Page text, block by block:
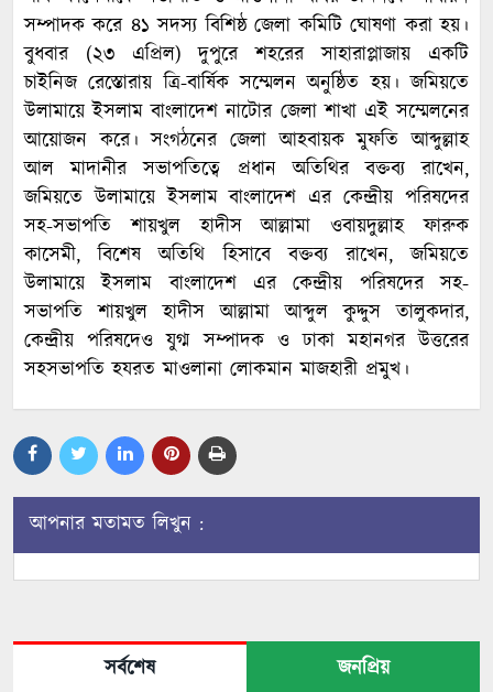
সম্পাদক করে ৪১ সদস্য বিশিষ্ঠ জেলা কমিটি ঘোষণা করা হয়।
বুধবার (২৩ এপ্রিল) দুপুরে শহরের সাহারাপ্লাজায় একটি
চাইনিজ রেস্তোরায় ত্রি-বার্ষিক সম্মেলন অনুষ্ঠিত হয়। জমিয়তে
উলামায়ে ইসলাম বাংলাদেশ নাটোর জেলা শাখা এই সম্মেলনের
আয়োজন করে। সংগঠনের জেলা আহবায়ক মুফতি আব্দুল্লাহ
আল মাদানীর সভাপতিত্বে প্রধান অতিথির বক্তব্য রাখেন,
জমিয়তে উলামায়ে ইসলাম বাংলাদেশ এর কেন্দ্রীয় পরিষদের
সহ-সভাপতি শায়খুল হাদীস আল্লামা ওবায়দুল্লাহ ফারুক
কাসেমী, বিশেষ অতিথি হিসাবে বক্তব্য রাখেন, জমিয়তে
উলামায়ে ইসলাম বাংলাদেশ এর কেন্দ্রীয় পরিষদের সহ-
সভাপতি শায়খুল হাদীস আল্লামা আব্দুল কুদ্দুস তালুকদার,
কেন্দ্রীয় পরিষদেও যুগ্ম সম্পাদক ও ঢাকা মহানগর উত্তরের
সহসভাপতি হযরত মাওলানা লোকমান মাজহারী প্রমুখ।
আপনার মতামত লিখুন :
সর্বশেষ
জনপ্রিয়